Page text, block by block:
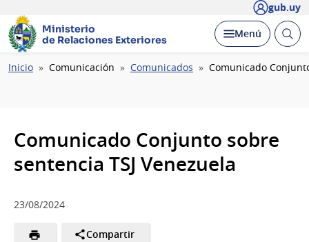
gub.uy
Ministerio
de Relaciones Exteriores
Desplegar
Menú Abrir
Ruta
Inicio Comunicación Comunicados Comunicado
Comunicado Conjunto sobre
sentencia TSJ Venezuela
23/08/2024
Compartir